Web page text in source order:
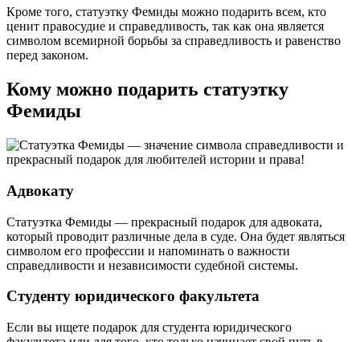
Кроме того, статуэтку Фемиды можно подарить всем, кто
ценит правосудие и справедливость, так как она является
символом всемирной борьбы за справедливость и равенство
перед законом.
Кому можно подарить статуэтку
Фемиды
Адвокату
Статуэтка Фемиды — прекрасный подарок для адвоката,
который проводит различные дела в суде. Она будет являться
символом его профессии и напоминать о важности
справедливости и независимости судебной системы.
Студенту юридического факультета
Если вы ищете подарок для студента юридического